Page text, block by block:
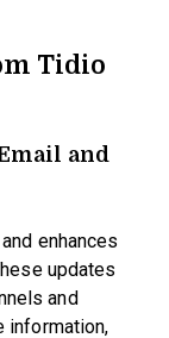
Tidio
and
enhances
updates
and
information,